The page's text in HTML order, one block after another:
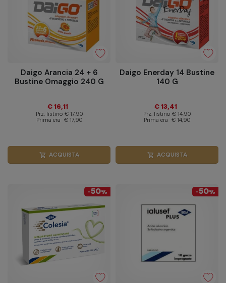
Daigo Arancia 24 + 6
Bustine Omaggio 240 G
€ 16,11
Prz. listino € 17,90
Prima era € 17,90
shopping_cart ACQUISTA
Daigo Enerday 14 Bustine
140 G
€ 13,41
Prz. listino € 14,90
Prima era € 14,90
shopping_cart ACQUISTA
-50% -50%